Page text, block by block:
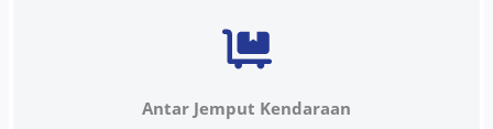
Antar Jemput Kendaraan